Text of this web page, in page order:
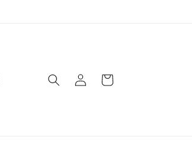
Accedi Carrello